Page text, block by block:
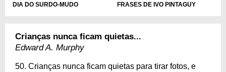
DIA DO SURDO-MUDO FRASES DE IVO PINTAGUY
Crianças nunca ficam quietas...
Edward A. Murphy
50. Crianças nunca ficam quietas para tirar fotos, e